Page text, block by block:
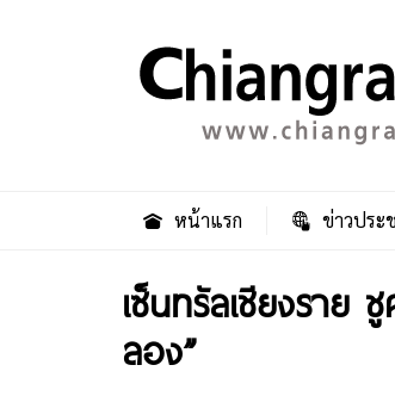
หน้าแรก ข่าวประ
เซ็นทรัลเชียงรา
ลอง”